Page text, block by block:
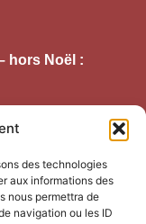
des technologies
aux informations des
nous permettra de
navigation ou les ID
hors Noël :